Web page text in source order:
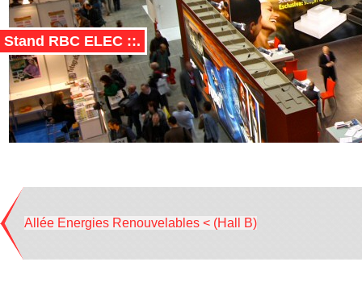
Stand RBC ELEC ::.
Allée Energies Renouvelables < (Hall B)